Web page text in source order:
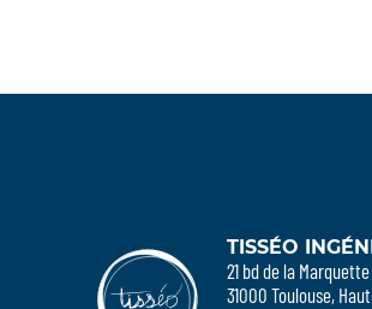
TISSÉO
21 bd de la Marquette
31000 Toulouse,